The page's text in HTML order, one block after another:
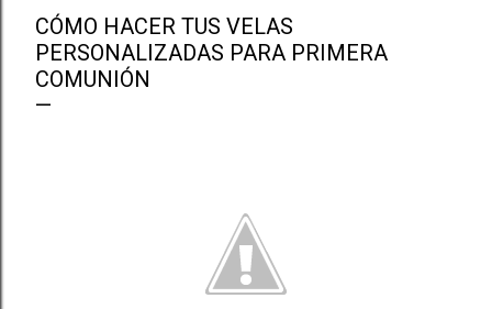
CÓMO HACER TUS VELAS
PERSONALIZADAS PARA PRIMERA
COMUNIÓN